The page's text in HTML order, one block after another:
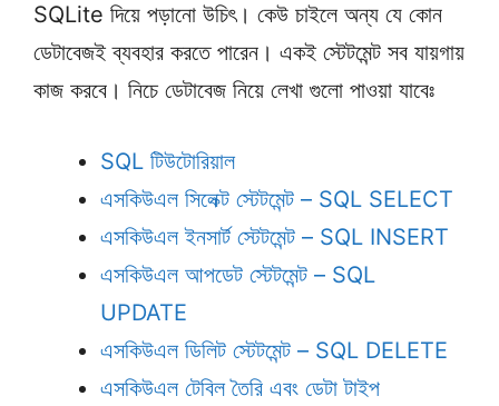
SQLite দিয়ে পড়ানো উচিৎ। কেউ চাইলে অন্য যে কোন
ডেটাবেজই ব্যবহার করতে পারেন। একই স্টেটমেন্ট সব যায়গায়
কাজ করবে। নিচে ডেটাবেজ নিয়ে লেখা গুলো পাওয়া যাবেঃ
SQL টিউটোরিয়াল
এসকিউএল সিলেক্ট স্টেটমেন্ট – SQL SELECT
এসকিউএল ইনসার্ট স্টেটমেন্ট – SQL INSERT
এসকিউএল আপডেট স্টেটমেন্ট – SQL
UPDATE
এসকিউএল ডিলিট স্টেটমেন্ট – SQL DELETE
এসকিউএল টেবিল তৈরি এবং ডেটা টাইপ